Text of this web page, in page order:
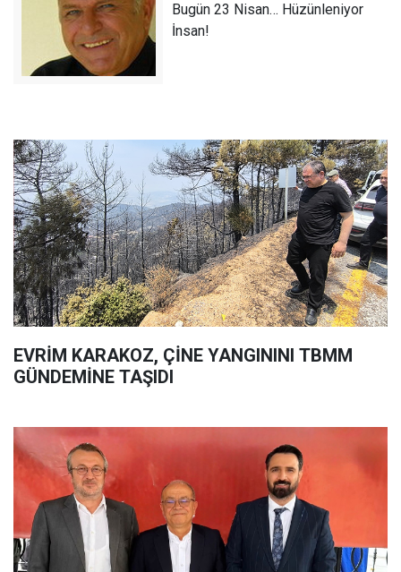
Bugün 23 Nisan… Hüzünleniyor
İnsan!
EVRİM KARAKOZ, ÇİNE YANGININI TBMM
GÜNDEMİNE TAŞIDI